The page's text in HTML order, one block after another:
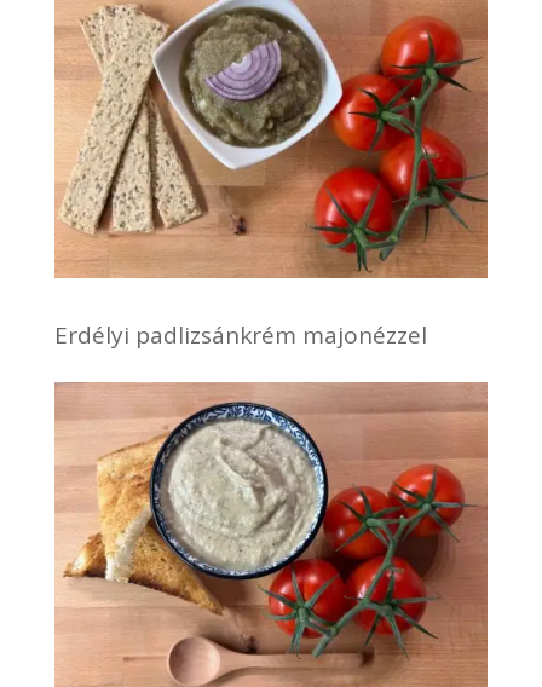
Erdélyi padlizsánkrém majonézzel